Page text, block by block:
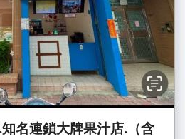
名連鎖大牌果汁店.（含